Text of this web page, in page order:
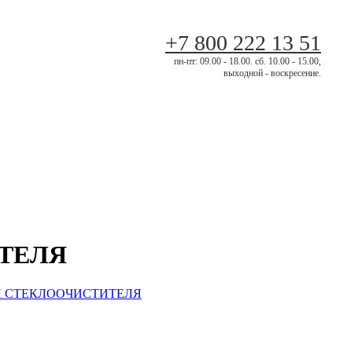
+7 800 222 13 51
пн-пт: 09.00 - 18.00. сб. 10.00 - 15.00,
выходной - воскресение.
СТЕКЛООЧИСТИТЕЛЯ